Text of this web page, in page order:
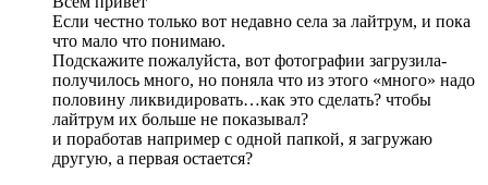
Если честно только вот недавно села за лайтрум, и пока
что мало что понимаю.
Подскажите пожалуйста, вот фотографии загрузила-
получилось много, но поняла что из этого «много» надо
половину ликвидировать…как это сделать? чтобы
лайтрум их больше не показывал?
и поработав например с одной папкой, я загружаю
другую, а первая остается?